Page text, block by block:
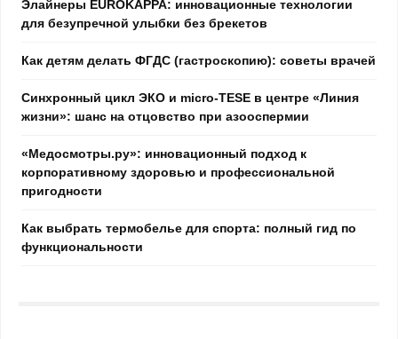
Элайнеры EUROKAPPA: инновационные технологии
для безупречной улыбки без брекетов
Как детям делать ФГДС (гастроскопию): советы врачей
Синхронный цикл ЭКО и micro-TESE в центре «Линия
жизни»: шанс на отцовство при азооспермии
«Медосмотры.ру»: инновационный подход к
корпоративному здоровью и профессиональной
пригодности
Как выбрать термобелье для спорта: полный гид по
функциональности